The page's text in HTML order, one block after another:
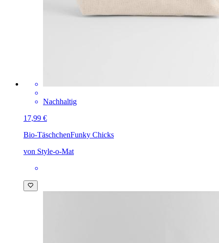
Nachhaltig
17,99 €
Bio-TäschchenFunky Chicks
von Style-o-Mat